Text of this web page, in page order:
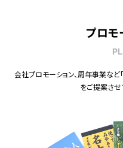
プロモ
会社プロモーション、周年事業など
をご提案させ